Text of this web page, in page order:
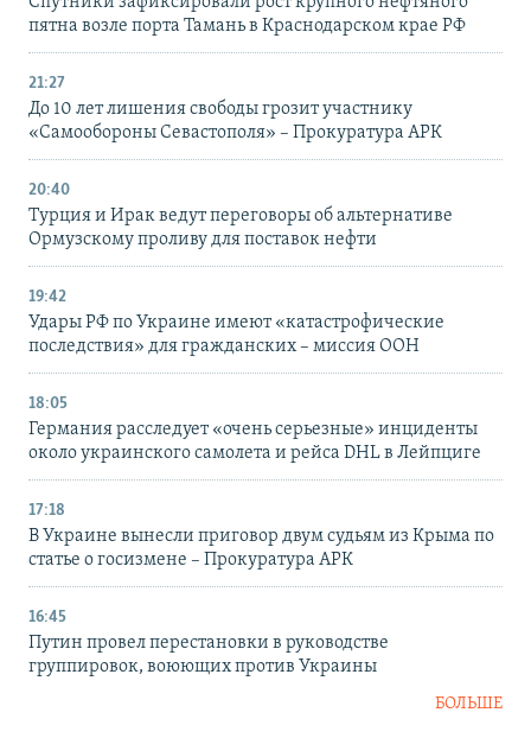
пятна возле порта Тамань в Краснодарском крае РФ
21:27
До 10 лет лишения свободы грозит участнику
«Самообороны Севастополя» – Прокуратура АРК
20:40
Турция и Ирак ведут переговоры об альтернативе
Ормузскому проливу для поставок нефти
19:42
Удары РФ по Украине имеют «катастрофические
последствия» для гражданских – миссия ООН
18:05
Германия расследует «очень серьезные» инциденты
около украинского самолета и рейса DHL в Лейпциге
17:18
В Украине вынесли приговор двум судьям из Крыма по
статье о госизмене – Прокуратура АРК
16:45
Путин провел перестановки в руководстве
группировок, воюющих против Украины
БОЛЬШЕ